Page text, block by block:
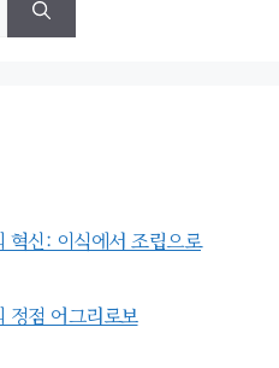
신: 이식에서 조립으로
점 어그리로보